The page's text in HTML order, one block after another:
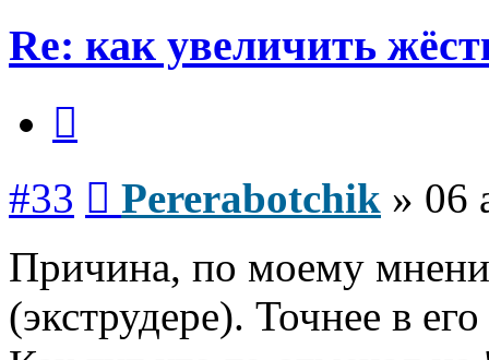
Re: как увеличить
#33 Pererabotchik » 06
Причина, по моему
(экструдере). Точнее в